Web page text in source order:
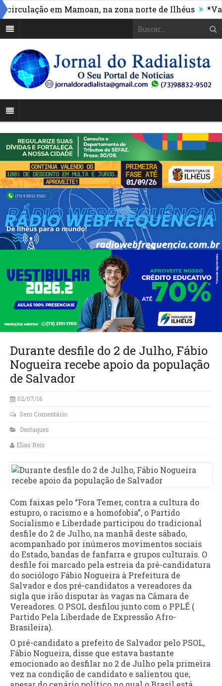
em Mamoan, na zona norte de Ilhéus » *Vasco
Durante desfile do 2 de Julho, Fábio
Nogueira recebe apoio da população
de Salvador
02/07/16
Sem Comentário
Destaques
Elias Reis
Com faixas pelo “Fora Temer, contra a cultura do
estupro, o racismo e a homofobia”, o Partido
Socialismo e Liberdade participou do tradicional
desfile do 2 de Julho, na manhã deste sábado,
acompanhado por inúmeros movimentos sociais
do Estado, bandas de fanfarra e grupos culturais. O
desfile foi marcado pela estreia da pré-candidatura
do sociólogo Fábio Nogueira à Prefeitura de
Salvador e dos pré-candidatos a vereadores da
sigla que irão disputar às vagas na Câmara de
Vereadores. O PSOL desfilou junto com o PPLÊ (
Partido Pela Liberdade de Expressão Afro-
Brasileira).
O pré-candidato a prefeito de Salvador pelo PSOL,
Fábio Nogueira, disse que estava bastante
emocionado ao desfilar no 2 de Julho pela primeira
vez na condição de candidato e salientou que,